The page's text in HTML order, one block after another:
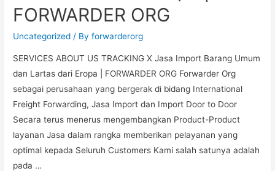
FORWARDER ORG
Uncategorized / Byforwarderorg
SERVICES ABOUT US TRACKING X Jasa Import Barang Umum
dan Lartas dari Eropa | FORWARDER ORG Forwarder Org
sebagai perusahaan yang bergerak di bidang International
Freight Forwarding, Jasa Import dan Import Door to Door
Secara terus menerus mengembangkan Product-Product
layanan Jasa dalam rangka memberikan pelayanan yang
optimal kepada Seluruh Customers Kami salah satunya adalah
pada …